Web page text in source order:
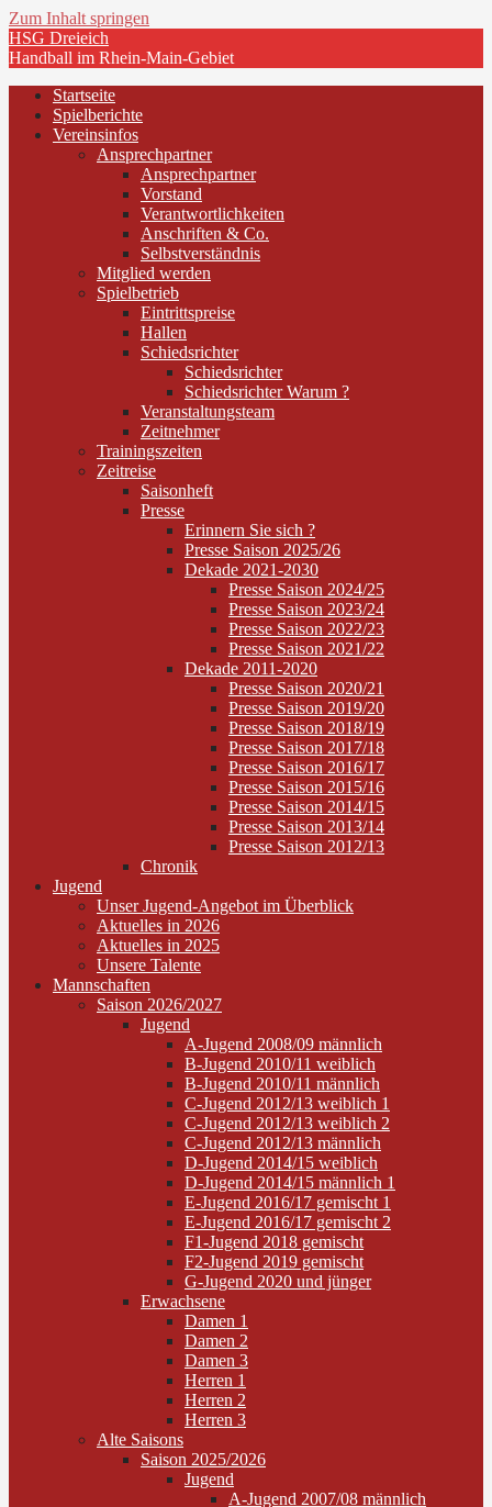
Zum Inhalt springen
HSG Dreieich
Handball im Rhein-Main-Gebiet
Startseite
Spielberichte
Vereinsinfos
Ansprechpartner
Ansprechpartner
Vorstand
Verantwortlichkeiten
Anschriften & Co.
Selbstverständnis
Mitglied werden
Spielbetrieb
Eintrittspreise
Hallen
Schiedsrichter
Schiedsrichter
Schiedsrichter Warum ?
Veranstaltungsteam
Zeitnehmer
Trainingszeiten
Zeitreise
Saisonheft
Presse
Erinnern Sie sich ?
Presse Saison 2025/26
Dekade 2021-2030
Presse Saison 2024/25
Presse Saison 2023/24
Presse Saison 2022/23
Presse Saison 2021/22
Dekade 2011-2020
Presse Saison 2020/21
Presse Saison 2019/20
Presse Saison 2018/19
Presse Saison 2017/18
Presse Saison 2016/17
Presse Saison 2015/16
Presse Saison 2014/15
Presse Saison 2013/14
Presse Saison 2012/13
Chronik
Jugend
Unser Jugend-Angebot im Überblick
Aktuelles in 2026
Aktuelles in 2025
Unsere Talente
Mannschaften
Saison 2026/2027
Jugend
A-Jugend 2008/09 männlich
B-Jugend 2010/11 weiblich
B-Jugend 2010/11 männlich
C-Jugend 2012/13 weiblich 1
C-Jugend 2012/13 weiblich 2
C-Jugend 2012/13 männlich
D-Jugend 2014/15 weiblich
D-Jugend 2014/15 männlich 1
E-Jugend 2016/17 gemischt 1
E-Jugend 2016/17 gemischt 2
F1-Jugend 2018 gemischt
F2-Jugend 2019 gemischt
G-Jugend 2020 und jünger
Erwachsene
Damen 1
Damen 2
Damen 3
Herren 1
Herren 2
Herren 3
Alte Saisons
Saison 2025/2026
Jugend
A-Jugend 2007/08 männlich